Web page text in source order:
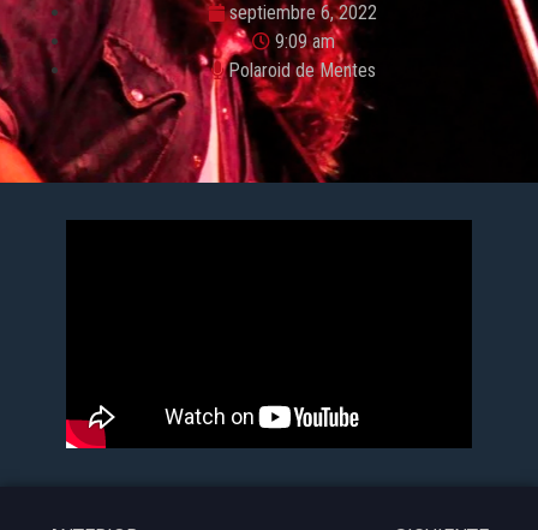
septiembre 6, 2022
9:09 am
Polaroid de Mentes